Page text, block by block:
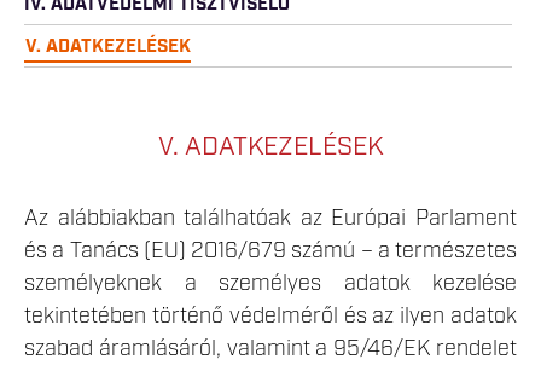
IV. ADATVÉDELMI TISZTVISELŐ
V. ADATKEZELÉSEK
V. ADATKEZELÉSEK
Az alábbiakban találhatóak az Európai Parlament
és a Tanács (EU) 2016/679 számú – a természetes
személyeknek a személyes adatok kezelése
tekintetében történő védelméről és az ilyen adatok
szabad áramlásáról, valamint a 95/46/EK rendelet